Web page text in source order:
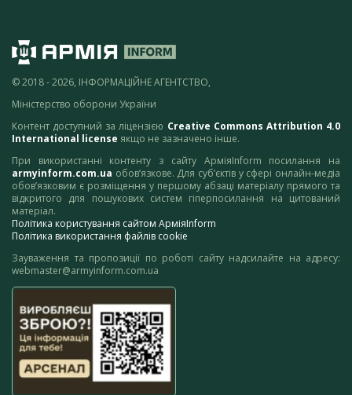
© 2018 - 2026, ІНФОРМАЦІЙНЕ АГЕНТСТВО,
Міністерство оборони України
Контент доступний за ліцензією Creative Commons Attribution 4.0
International license якщо не зазначено інше.
При використанні контенту з сайту АрміяInform посилання на
armyinform.com.ua обов’язкове. Для суб’єктів у сфері онлайн-медіа
обов’язковим є розміщення у першому абзаці матеріалу прямого та
відкритого для пошукових систем гіперпосилання на цитований
матеріал.
Політика користування сайтом АрміяInform
Політика використання файлів cookie
Зауваження та пропозиції по роботі сайту надсилайте на адресу:
webmaster@armyinform.com.ua